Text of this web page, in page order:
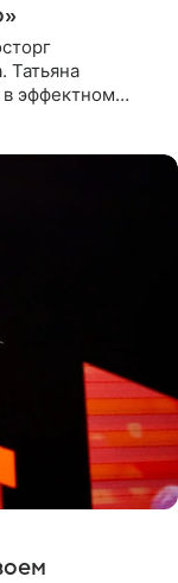
Татьяна
эффектном